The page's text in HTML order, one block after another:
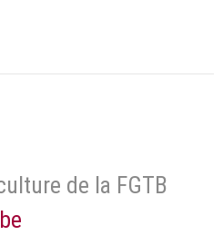
de la FGTB